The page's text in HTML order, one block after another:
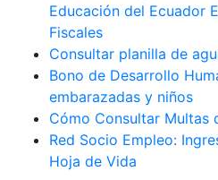
Educación del Ecuador
Fiscales
Consultar planilla de
Bono de Desarrollo
embarazadas y niños
Cómo Consultar Multas
Red Socio Empleo:
Hoja de Vida